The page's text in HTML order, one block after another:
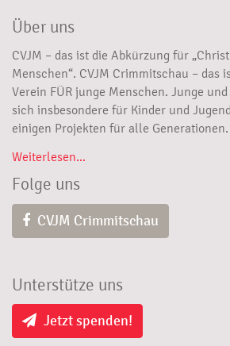
Über uns
CVJM – das ist die Abkürzung für
Menschen“. CVJM Crimmitschau – das
Verein FÜR junge Menschen. Junge
sich insbesondere für Kinder und
einigen Projekten für alle Generationen.
Weiterlesen...
Folge uns
CVJM Crimmitschau
Unterstütze uns
Jetzt spenden!